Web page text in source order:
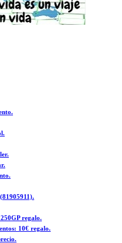
regalo.
10€ regalo.